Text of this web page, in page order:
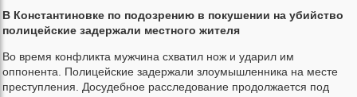
В Константиновке по подозрению в покушении на убийство
полицейские задержали местного жителя
Во время конфликта мужчина схватил нож и ударил им
оппонента. Полицейские задержали злоумышленника на месте
преступления. Досудебное расследование продолжается под